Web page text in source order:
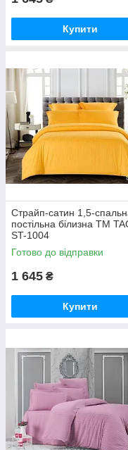
Купити
Страйп-сатин 1,5-
постільна білизна ТМ
ST-1004
Готово до відправки
1 645 ₴
Купити